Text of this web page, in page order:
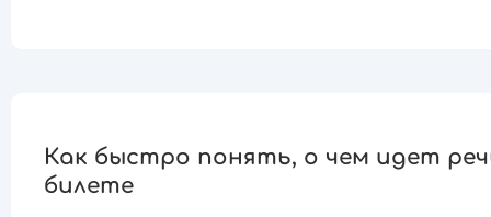
Как быстро понять, о чем идет
билете